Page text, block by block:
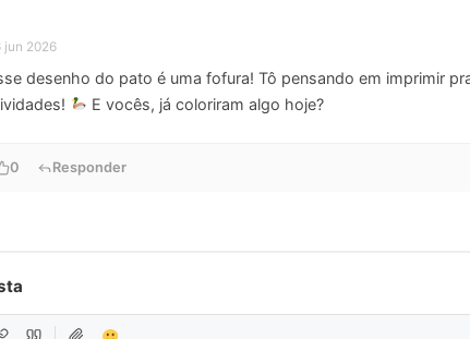
jun 2026
desenho do pato é uma fofura! Tô pensando em imprimir
E vocês, já coloriram algo hoje?
0 Responder